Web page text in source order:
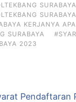
KERJANYA APA
SURABAYA
2023
Pendaftaran